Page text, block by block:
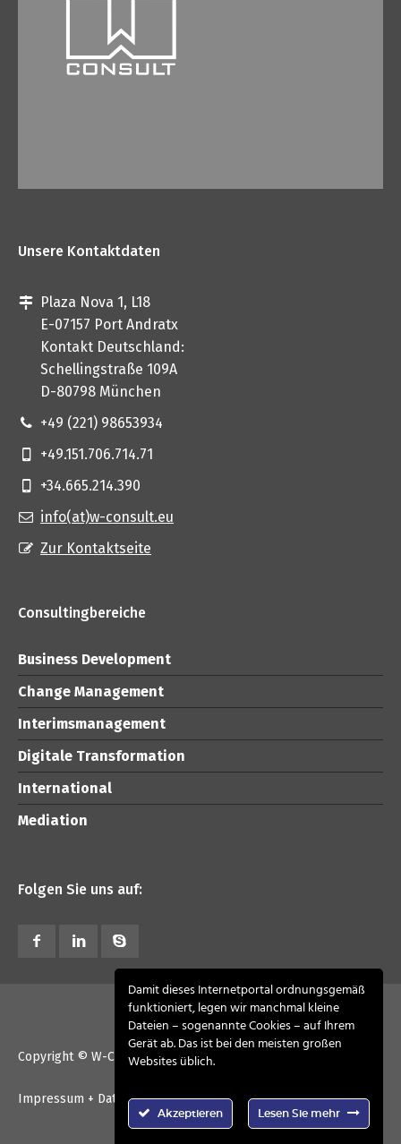
Unsere Kontaktdaten
Plaza Nova 1, L18
E-07157 Port Andratx
Kontakt Deutschland:
Schellingstraße 109A
D-80798 München
+49 (221) 98653934
+49.151.706.714.71
+34.665.214.390
info(at)w-consult.eu
Zur Kontaktseite
Consultingbereiche
Business Development
Change Management
Interimsmanagement
Digitale Transformation
International
Mediation
Folgen Sie uns auf:
Copyright © W-CONSULT advisory 2026. All Rights Reserved
Impressum + Datenschutz Kontakt
Damit dieses Internetportal ordnungsgemäß
funktioniert, legen wir manchmal kleine
Dateien – sogenannte Cookies – auf Ihrem
Gerät ab. Das ist bei den meisten großen
Websites üblich.
Akzeptieren Lesen Sie mehr